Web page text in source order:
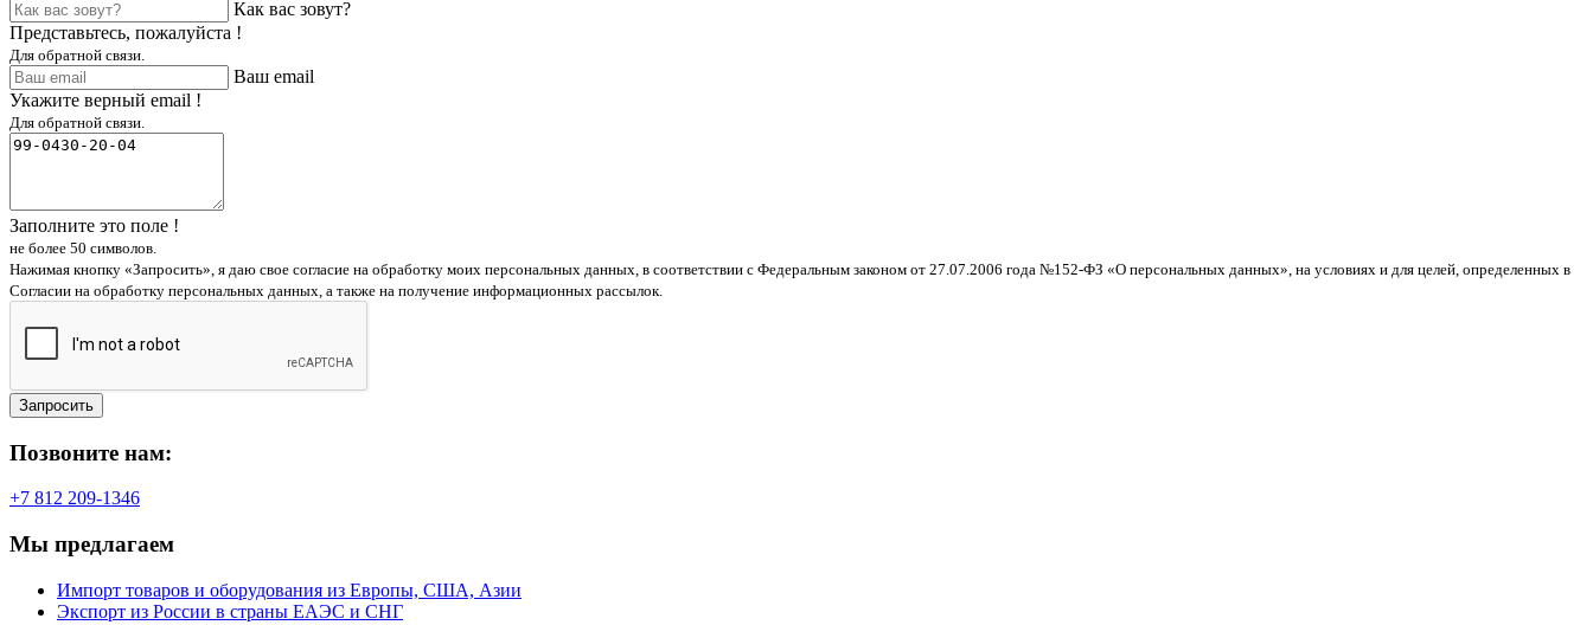
Как вас зовут?
Представьтесь, пожалуйста !
Для обратной связи.
Ваш email
Укажите верный email !
Для обратной связи.
Заполните это поле !
не более 50 символов.
Нажимая кнопку «Запросить», я даю свое согласие на обработку моих персональных данных, в соответствии с Федеральным законом от 27.07.2006 года №152-ФЗ «О персональных данных», на условиях и для целей, определенных в
Согласии на обработку персональных данных, а также на получение информационных рассылок.
Запросить
Позвоните нам:
+7 812 209-1346
Мы предлагаем
Импорт товаров и оборудования из Европы, США, Азии
Экспорт из России в страны ЕАЭС и СНГ